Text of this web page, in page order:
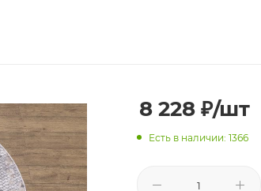
8 228 ₽/шт
Есть в наличии: 1366